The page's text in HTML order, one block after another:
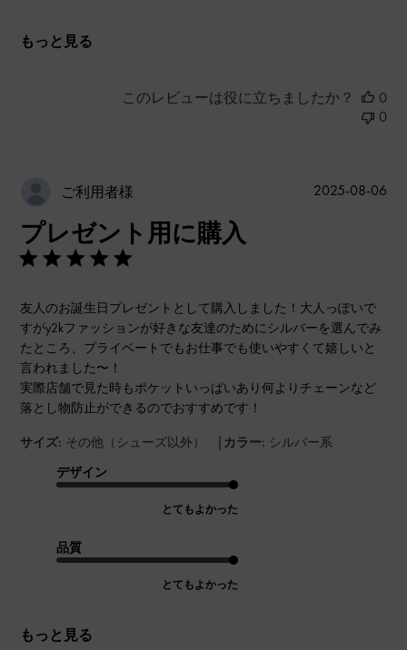
もっと見る
このレビューは役に立ちましたか？
0
0
ご利用者様
プレゼント用に購入
友人のお誕生日プレゼントとして購入しました！大人っぽいで
すがy2kファッションが好きな友達のためにシルバーを選んでみ
たところ、プライベートでもお仕事でも使いやすくて嬉しいと
言われました〜！
実際店舗で見た時もポケットいっぱいあり何よりチェーンなど
落とし物防止ができるのでおすすめです！
サイズ: その他（シューズ以外） | カラー: シルバー系
デザイン
とてもよかった
品質
とてもよかった
もっと見る
公
2025-08-06